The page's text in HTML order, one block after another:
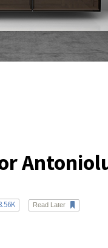
Read Later